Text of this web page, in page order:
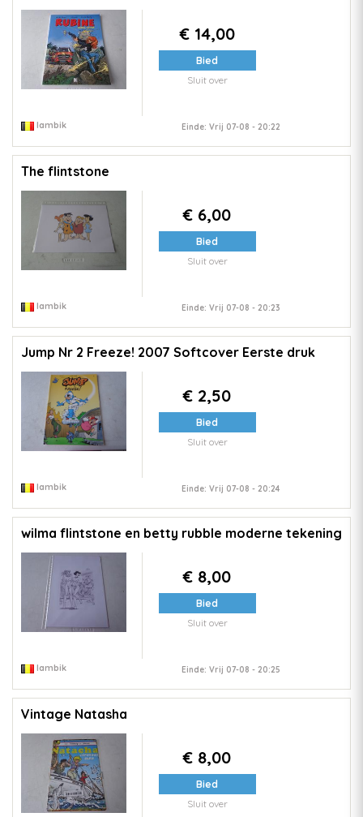
€ 14,00
Bied
Sluit over
lambik Einde: Vrij 07-08 - 20:22
The flintstone
€ 6,00
Bied
Sluit over
lambik Einde: Vrij 07-08 - 20:23
Jump Nr 2 Freeze! 2007 Softcover Eerste druk
€ 2,50
Bied
Sluit over
lambik Einde: Vrij 07-08 - 20:24
wilma flintstone en betty rubble moderne tekening
€ 8,00
Bied
Sluit over
lambik Einde: Vrij 07-08 - 20:25
Vintage Natasha
€ 8,00
Bied
Sluit over